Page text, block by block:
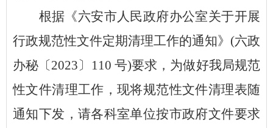
根据 《六安市人民政府办公室关于开展
行政规范性文件定期清理工作的通知》 (六政
办秘 〔2023〕 110 号)要求，为做好我局规范
性文件清理工作，现将规范性文件清理表随
通知下发，请各科室单位按市政府文件要求